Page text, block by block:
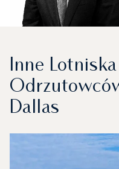
Inne
Dallas